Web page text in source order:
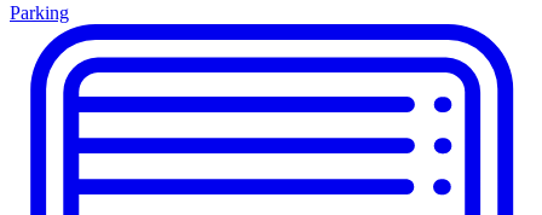
Parking